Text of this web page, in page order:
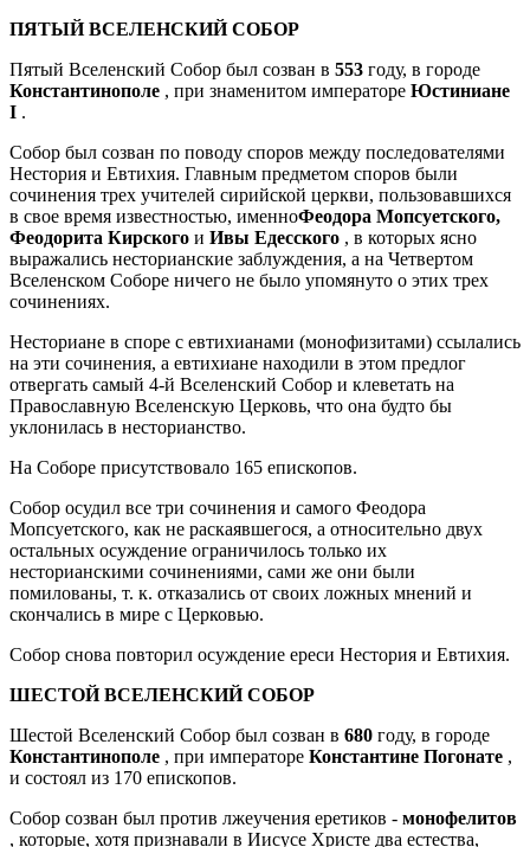
ПЯТЫЙ ВСЕЛЕНСКИЙ СОБОР
Пятый Вселенский Собор был созван в 553 году, в городе
Константинополе , при знаменитом императоре Юстиниане
I .
Собор был созван по поводу споров между последователями
Нестория и Евтихия. Главным предметом споров были
сочинения трех учителей сирийской церкви, пользовавшихся
в свое время известностью, именноФеодора Мопсуетского,
Феодорита Кирского и Ивы Едесского , в которых ясно
выражались несторианские заблуждения, а на Четвертом
Вселенском Соборе ничего не было упомянуто о этих трех
сочинениях.
Несториане в споре с евтихианами (монофизитами) ссылались
на эти сочинения, а евтихиане находили в этом предлог
отвергать самый 4-й Вселенский Собор и клеветать на
Православную Вселенскую Церковь, что она будто бы
уклонилась в несторианство.
На Соборе присутствовало 165 епископов.
Собор осудил все три сочинения и самого Феодора
Мопсуетского, как не раскаявшегося, а относительно двух
остальных осуждение ограничилось только их
несторианскими сочинениями, сами же они были
помилованы, т. к. отказались от своих ложных мнений и
скончались в мире с Церковью.
Собор снова повторил осуждение ереси Нестория и Евтихия.
ШЕСТОЙ ВСЕЛЕНСКИЙ СОБОР
Шестой Вселенский Собор был созван в 680 году, в городе
Константинополе , при императоре Константине Погонате ,
и состоял из 170 епископов.
Собор созван был против лжеучения еретиков - монофелитов
, которые, хотя признавали в Иисусе Христе два естества,